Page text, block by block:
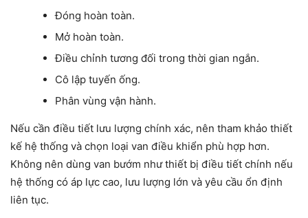
Đóng hoàn toàn.
Mở hoàn toàn.
Điều chỉnh tương đối trong thời gian ngắn.
Cô lập tuyến ống.
Phân vùng vận hành.
Nếu cần điều tiết lưu lượng chính xác, nên tham khảo thiết
kế hệ thống và chọn loại van điều khiển phù hợp hơn.
Không nên dùng van bướm như thiết bị điều tiết chính nếu
hệ thống có áp lực cao, lưu lượng lớn và yêu cầu ổn định
liên tục.